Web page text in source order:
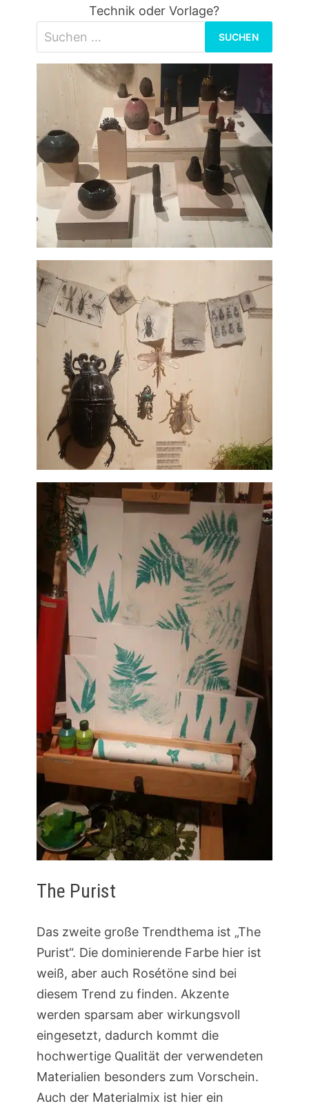
Technik oder Vorlage?
nach:
The Purist
Das zweite große Trendthema ist „The
Purist“. Die dominierende Farbe hier ist
weiß, aber auch Rosétöne sind bei
diesem Trend zu finden. Akzente
werden sparsam aber wirkungsvoll
eingesetzt, dadurch kommt die
hochwertige Qualität der verwendeten
Materialien besonders zum Vorschein.
Auch der Materialmix ist hier ein